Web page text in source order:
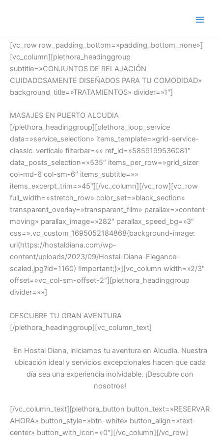
[vc_row row_padding_bottom=»padding_bottom_none»]
[vc_column][plethora_headinggroup
subtitle=»CONJUNTOS DE RELAJACIÓN
CUIDADOSAMENTE DISEÑADOS PARA TU COMODIDAD»
background_title=»TRATAMIENTOS» divider=»1″]
MASAJES EN PUERTO ALCUDIA
[/plethora_headinggroup][plethora_loop_service
data=»service_selection» items_template=»grid-service-
classic-vertical» filterbar=»» ref_id=»5859199536081″
data_posts_selection=»535″ items_per_row=»grid_sizer
col-md-6 col-sm-6″ items_subtitle=»»
items_excerpt_trim=»45″][/vc_column][/vc_row][vc_row
full_width=»stretch_row» color_set=»black_section»
transparent_overlay=»transparent_film» parallax=»content-
moving» parallax_image=»282″ parallax_speed_bg=»3″
css=».vc_custom_1695052184868{background-image:
url(https://hostaldiana.com/wp-
content/uploads/2023/09/Hostal-Diana-Elegance–
scaled.jpg?id=1160) !important;}»][vc_column width=»2/3″
offset=»vc_col-sm-offset-2″][plethora_headinggroup
divider=»»]
DESCUBRE TU GRAN AVENTURA
[/plethora_headinggroup][vc_column_text]
En Hostal Diana, iniciamos tu aventura en Alcudia. Nuestra
ubicación ideal y servicios excepcionales hacen que cada
día sea una experiencia inolvidable. ¡Descubre con
nosotros!
[/vc_column_text][plethora_button button_text=»RESERVAR
AHORA» button_style=»btn-white» button_align=»text-
center» button_with_icon=»0″][/vc_column][/vc_row]